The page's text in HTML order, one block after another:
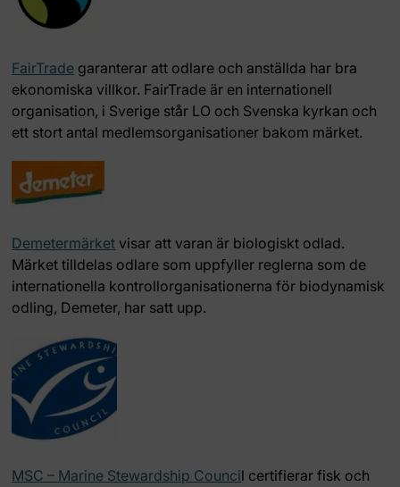
FairTrade garanterar att odlare och anställda har bra
ekonomiska villkor. FairTrade är en internationell
organisation, i Sverige står LO och Svenska kyrkan och
ett stort antal medlemsorganisationer bakom märket.
Demetermärket visar att varan är biologiskt odlad.
Märket tilldelas odlare som uppfyller reglerna som de
internationella kontrollorganisationerna för biodynamisk
odling, Demeter, har satt upp.
MSC – Marine Stewardship Council certifierar fisk och